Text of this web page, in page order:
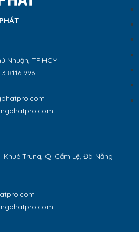
Nhuận, TP.HCM
8116 996
Khuê Trung, Q. Cẩm Lệ, Đà Nẵng